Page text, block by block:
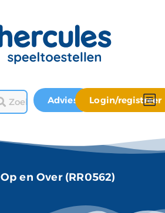
Advies Login/registreer
Op en Over (RR0562)